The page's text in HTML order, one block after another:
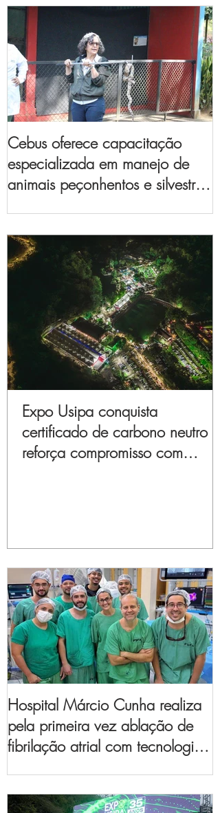
Cebus oferece capacitação
especializada em manejo de
animais peçonhentos e silvestres
Expo Usipa conquista
certificado de carbono neutro e
reforça compromisso com
Hospital Márcio Cunha realiza
pela primeira vez ablação de
fibrilação atrial com tecnologia